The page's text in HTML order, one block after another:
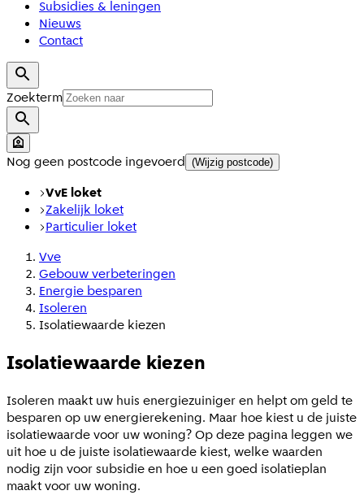
Subsidies & leningen
Nieuws
Contact
Zoekterm
Nog geen postcode ingevoerd (Wijzig postcode)
VvE loket
Zakelijk loket
Particulier loket
Vve
Gebouw verbeteringen
Energie besparen
Isoleren
Isolatiewaarde kiezen
Isolatiewaarde kiezen
Isoleren maakt uw huis energiezuiniger en helpt om geld te
besparen op uw energierekening. Maar hoe kiest u de juiste
isolatiewaarde voor uw woning? Op deze pagina leggen we
uit hoe u de juiste isolatiewaarde kiest, welke waarden
nodig zijn voor subsidie en hoe u een goed isolatieplan
maakt voor uw woning.